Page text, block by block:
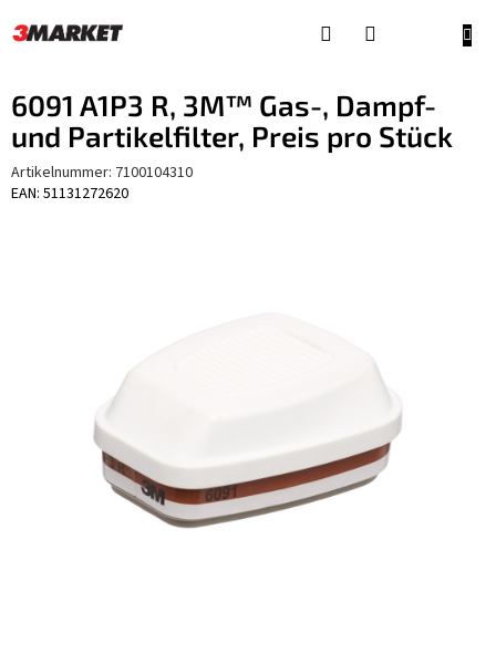
Inhalt
6091 A1P3 R, 3M™ Gas-, Dampf-
und Partikelfilter, Preis pro Stück
Artikelnummer: 7100104310
EAN: 51131272620